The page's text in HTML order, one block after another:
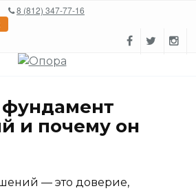
8 (812) 347-77-16
фундамент
и почему он
— это доверие,